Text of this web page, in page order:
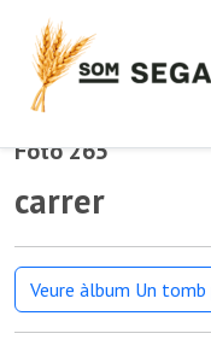
Foto 265
carrer
Veure àlbum Un